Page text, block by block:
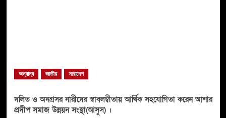
অন্যান্য জাতীয় সারাদেশ
দলিত ও অনগ্রসর নারীদের স্বাবলম্বীতায় আর্থিক সহযোগিতা করেন আশার
প্রদীপ সমাজ উন্নয়ন সংস্থা(আসুস) ।